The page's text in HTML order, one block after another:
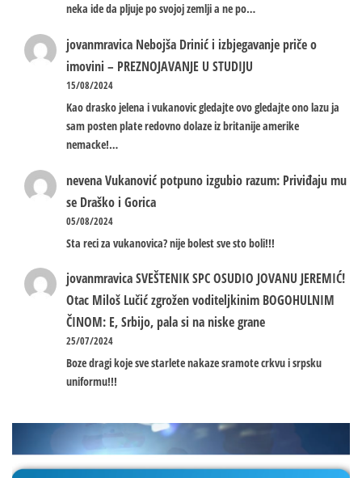
neka ide da pljuje po svojoj zemlji a ne po…
jovanmravica Nebojša Drinić i izbjegavanje priče o
imovini – PREZNOJAVANJE U STUDIJU
15/08/2024
Kao drasko jelena i vukanovic gledajte ovo gledajte ono lazu ja
sam posten plate redovno dolaze iz britanije amerike
nemacke!…
nevenaVukanović potpuno izgubio razum: Priviđaju mu
se Draško i Gorica
05/08/2024
Sta reci za vukanovica? nije bolest sve sto boli!!!
jovanmravicaSVEŠTENIK SPC OSUDIO JOVANU JEREMIĆ!
Otac Miloš Lučić zgrožen voditeljkinim BOGOHULNIM
ČINOM: E, Srbijo, pala si na niske grane
25/07/2024
Boze dragi koje sve starlete nakaze sramote crkvu i srpsku
uniformu!!!